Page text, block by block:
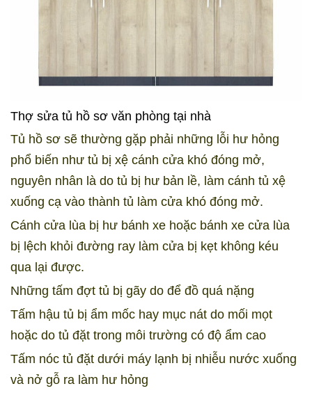
Thợ sửa tủ hồ sơ văn phòng tại nhà
Tủ hồ sơ sẽ thường gặp phải những lỗi hư hỏng
phổ biến như tủ bị xệ cánh cửa khó đóng mở,
nguyên nhân là do tủ bị hư bản lề, làm cánh tủ xệ
xuống cạ vào thành tủ làm cửa khó đóng mở.
Cánh cửa lùa bị hư bánh xe hoặc bánh xe cửa lùa
bị lệch khỏi đường ray làm cửa bị kẹt không kéu
qua lại được.
Những tấm đợt tủ bị gãy do để đồ quá nặng
Tấm hậu tủ bị ẩm mốc hay mục nát do mối mọt
hoặc do tủ đặt trong môi trường có độ ẩm cao
Tấm nóc tủ đặt dưới máy lạnh bị nhiễu nước xuống
và nở gỗ ra làm hư hỏng